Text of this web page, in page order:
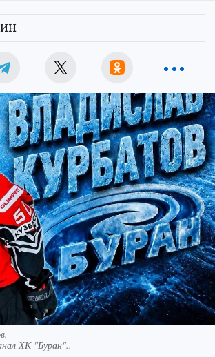
ХК "Буран"..